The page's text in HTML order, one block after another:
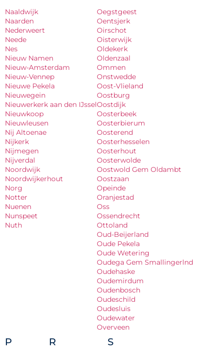
Naaldwijk
Naarden
Nederweert
Neede
Nes
Nieuw Namen
Nieuw-Amsterdam
Nieuw-Vennep
Nieuwe Pekela
Nieuwegein
Nieuwerkerk aan den IJssel
Nieuwkoop
Nieuwleusen
Nij Altoenae
Nijkerk
Nijmegen
Nijverdal
Noordwijk
Noordwijkerhout
Norg
Notter
Nuenen
Nunspeet
Nuth
Oegstgeest
Oentsjerk
Oirschot
Oisterwijk
Oldekerk
Oldenzaal
Ommen
Onstwedde
Oost-Vlieland
Oostburg
Oostdijk
Oosterbeek
Oosterbierum
Oosterend
Oosterhesselen
Oosterhout
Oosterwolde
Oostwold Gem Oldambt
Oostzaan
Opeinde
Oranjestad
Oss
Ossendrecht
Ottoland
Oud-Beijerland
Oude Pekela
Oude Wetering
Oudega Gem Smallingerlnd
Oudehaske
Oudemirdum
Oudenbosch
Oudeschild
Oudesluis
Oudewater
Overveen
P R S